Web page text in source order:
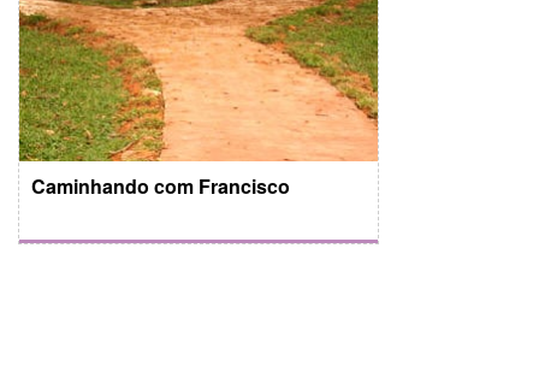
Caminhando com Francisco